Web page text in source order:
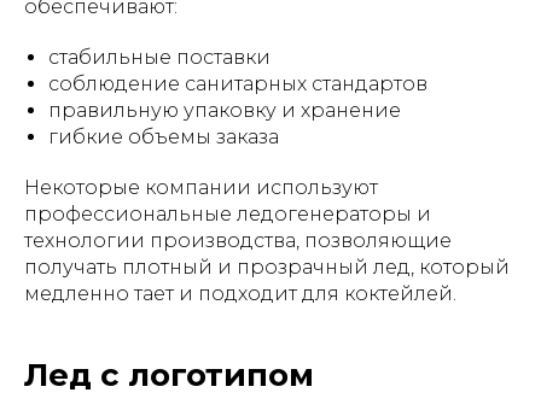
обеспечивают:
стабильные поставки
соблюдение санитарных стандартов
правильную упаковку и хранение
гибкие объемы заказа
Некоторые компании используют
профессиональные ледогенераторы и
технологии производства, позволяющие
получать плотный и прозрачный лед, который
медленно тает и подходит для коктейлей.
Лед с логотипом